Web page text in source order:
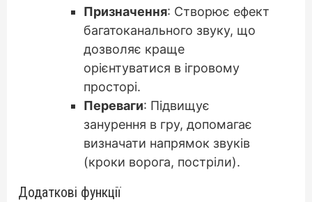
Призначення: Створює ефект
багатоканального звуку, що
дозволяє краще
орієнтуватися в ігровому
просторі.
Переваги: Підвищує
занурення в гру, допомагає
визначати напрямок звуків
(кроки ворога, постріли).
Додаткові функції